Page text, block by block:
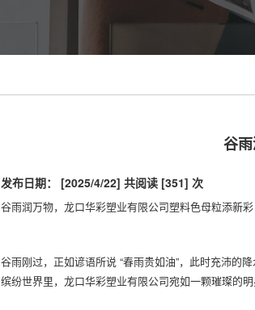
谷
发布日期： [2025/4/22] 共阅读 [351] 次
谷雨润万物，龙口华彩塑业有限公司塑料色母粒添新彩
谷雨刚过，正如谚语所说 “春雨贵如油”，此时充沛的
缤纷世界里，龙口华彩塑业有限公司宛如一颗璀璨的